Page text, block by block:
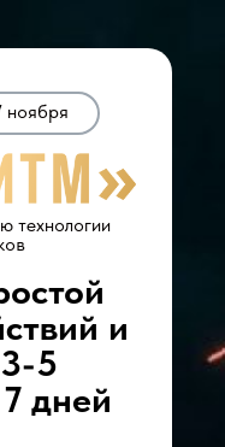
и
5
дней
технологии
ноября